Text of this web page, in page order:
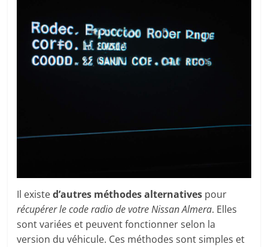
Il existed’autres méthodes alternatives pour
récupérer le code radio de votre Nissan Almera. Elles
sont variées et peuvent fonctionner selon la
version du véhicule. Ces méthodes sont simples et